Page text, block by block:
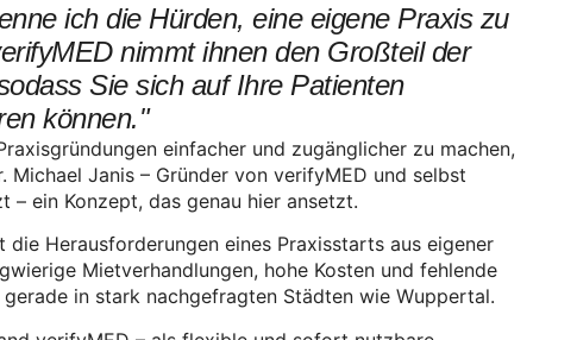
ich die Hürden, eine eigene Praxis zu
nimmt ihnen den Großteil der
Sie sich auf Ihre Patienten
können."
einfacher und zugänglicher zu machen,
Michael Janis – Gründer von verifyMED und selbst
– ein Konzept, das genau hier ansetzt.
die Herausforderungen eines Praxisstarts aus eigener
Mietverhandlungen, hohe Kosten und fehlende
in stark nachgefragten Städten wie Wuppertal.